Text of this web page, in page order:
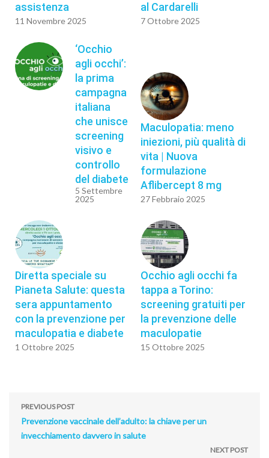
assistenza
11 Novembre 2025
al Cardarelli
7 Ottobre 2025
‘Occhio
agli occhi’:
la prima
campagna
italiana
che unisce
screening
visivo e
controllo
del diabete
5 Settembre
2025
Maculopatia: meno
iniezioni, più qualità di
vita | Nuova
formulazione
Aflibercept 8 mg
27 Febbraio 2025
Diretta speciale su
Pianeta Salute: questa
sera appuntamento
con la prevenzione per
maculopatia e diabete
1 Ottobre 2025
Occhio agli occhi fa
tappa a Torino:
screening gratuiti per
la prevenzione delle
maculopatie
15 Ottobre 2025
PREVIOUS POST
Prevenzione vaccinale dell’adulto: la chiave per un
invecchiamento davvero in salute
NEXT POST